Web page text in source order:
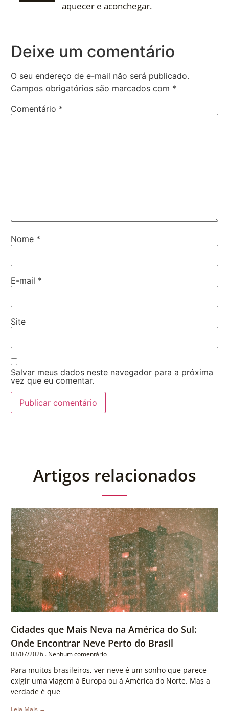
aquecer e aconchegar.
Deixe um comentário
O seu endereço de e-mail não será publicado.
Campos obrigatórios são marcados com *
Comentário *
Nome *
E-mail *
Site
Salvar meus dados neste navegador para a próxima
vez que eu comentar.
Artigos relacionados
Cidades que Mais Neva na América do Sul:
Onde Encontrar Neve Perto do Brasil
03/07/2026 Nenhum comentário
Para muitos brasileiros, ver neve é um sonho que parece
exigir uma viagem à Europa ou à América do Norte. Mas a
verdade é que
Leia Mais →